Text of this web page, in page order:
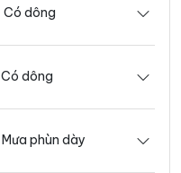
Có dông
Có dông
Mưa phùn dày